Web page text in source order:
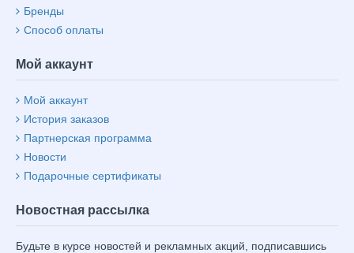
Бренды
Способ оплаты
Мой аккаунт
Мой аккаунт
История заказов
Партнерская программа
Новости
Подарочные сертификаты
Новостная рассылка
Будьте в курсе новостей и рекламных акций, подписавшись